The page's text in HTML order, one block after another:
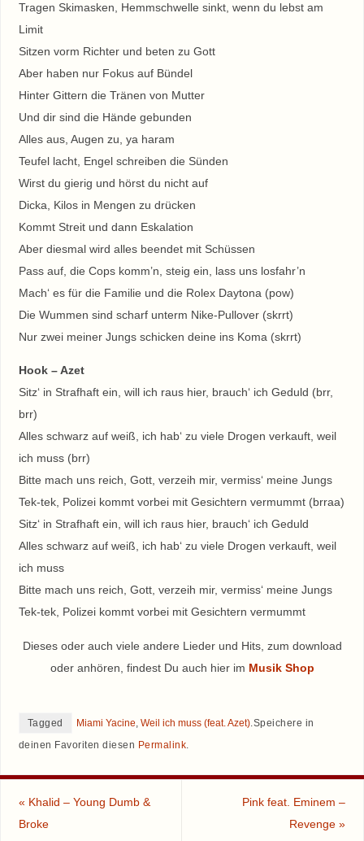
Tragen Skimasken, Hemmschwelle sinkt, wenn du lebst am
Limit
Sitzen vorm Richter und beten zu Gott
Aber haben nur Fokus auf Bündel
Hinter Gittern die Tränen von Mutter
Und dir sind die Hände gebunden
Alles aus, Augen zu, ya haram
Teufel lacht, Engel schreiben die Sünden
Wirst du gierig und hörst du nicht auf
Dicka, Kilos in Mengen zu drücken
Kommt Streit und dann Eskalation
Aber diesmal wird alles beendet mit Schüssen
Pass auf, die Cops komm’n, steig ein, lass uns losfahr’n
Mach‘ es für die Familie und die Rolex Daytona (pow)
Die Wummen sind scharf unterm Nike-Pullover (skrrt)
Nur zwei meiner Jungs schicken deine ins Koma (skrrt)
Hook – Azet
Sitz‘ in Strafhaft ein, will ich raus hier, brauch‘ ich Geduld (brr,
brr)
Alles schwarz auf weiß, ich hab‘ zu viele Drogen verkauft, weil
ich muss (brr)
Bitte mach uns reich, Gott, verzeih mir, vermiss‘ meine Jungs
Tek-tek, Polizei kommt vorbei mit Gesichtern vermummt (brraa)
Sitz‘ in Strafhaft ein, will ich raus hier, brauch‘ ich Geduld
Alles schwarz auf weiß, ich hab‘ zu viele Drogen verkauft, weil
ich muss
Bitte mach uns reich, Gott, verzeih mir, vermiss‘ meine Jungs
Tek-tek, Polizei kommt vorbei mit Gesichtern vermummt
Dieses oder auch viele andere Lieder und Hits, zum download
oder anhören, findest Du auch hier im Musik Shop
Tagged Miami Yacine, Weil ich muss (feat. Azet).Speichere in
deinen Favoriten diesen Permalink.
« Khalid – Young Dumb &
Broke
Pink feat. Eminem –
Revenge»